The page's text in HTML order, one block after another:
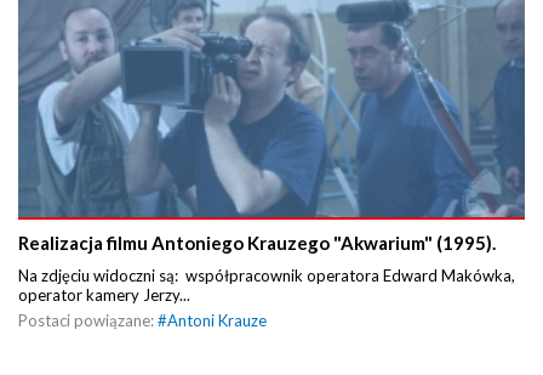
Realizacja filmu Antoniego Krauzego "Akwarium" (1995).
Na zdjęciu widoczni są: współpracownik operatora Edward Makówka,
operator kamery Jerzy...
Postaci powiązane:#Antoni Krauze